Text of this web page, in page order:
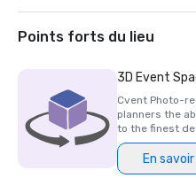
2020 - Prix AAA Four
Points forts du lieu
3D Event
Cvent Photo-
planners the
to the finest
En